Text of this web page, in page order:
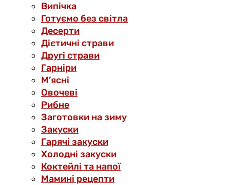
Випічка
Готуємо без світла
Десерти
Дієтичні страви
Другі страви
Гарніри
М’ясні
Овочеві
Рибне
Заготовки на зиму
Закуски
Гарячі закуски
Холодні закуски
Коктейлі та напої
Мамині рецепти